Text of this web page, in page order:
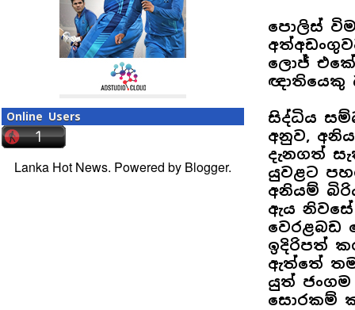
Online Users
Lanka Hot News. Powered by Blogger.
පොලිස්
ලොජ් එකේ
ඥාතියෙකු
සිද්ධිය
අනුව,
දැනගත්
යුවළට
අනියම්
ඇය නිවසේ
වෙරළබඩ
ඉදිරිපත්
ඇත්තේ
යුත්
සොරකම්